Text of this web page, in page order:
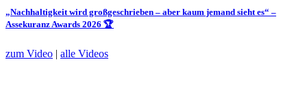
„Nachhaltigkeit wird großgeschrieben – aber kaum jemand sieht es“ –
Assekuranz Awards 2026 🏆
zum Video | alle Videos